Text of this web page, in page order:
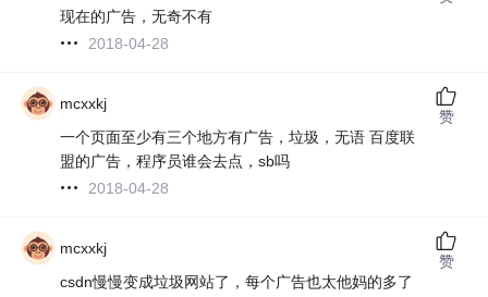
现在的广告，无奇不有
2018-04-28
mcxxkj
一个页面至少有三个地方有广告，垃圾，无语 百度联
盟的广告，程序员谁会去点，sb吗
2018-04-28
赞
mcxxkj
csdn慢慢变成垃圾网站了，每个广告也太他妈的多了
赞